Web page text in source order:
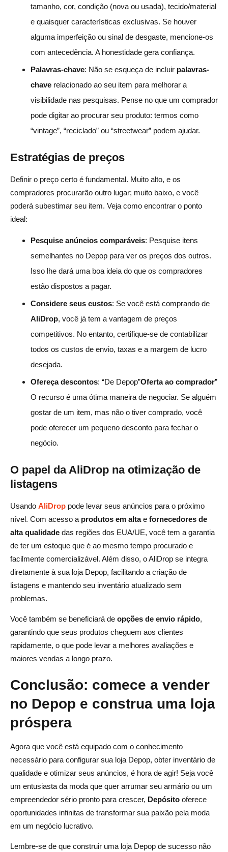
tamanho, cor, condição (nova ou usada), tecido/material
e quaisquer características exclusivas. Se houver
alguma imperfeição ou sinal de desgaste, mencione-os
com antecedência. A honestidade gera confiança.
Palavras-chave: Não se esqueça de incluir palavras-
chave relacionado ao seu item para melhorar a
visibilidade nas pesquisas. Pense no que um comprador
pode digitar ao procurar seu produto: termos como
“vintage”, “reciclado” ou “streetwear” podem ajudar.
Estratégias de preços
Definir o preço certo é fundamental. Muito alto, e os
compradores procurarão outro lugar; muito baixo, e você
poderá subestimar seu item. Veja como encontrar o ponto
ideal:
Pesquise anúncios comparáveis: Pesquise itens
semelhantes no Depop para ver os preços dos outros.
Isso lhe dará uma boa ideia do que os compradores
estão dispostos a pagar.
Considere seus custos: Se você está comprando de
AliDrop, você já tem a vantagem de preços
competitivos. No entanto, certifique-se de contabilizar
todos os custos de envio, taxas e a margem de lucro
desejada.
Ofereça descontos: “De Depop”Oferta ao comprador”
O recurso é uma ótima maneira de negociar. Se alguém
gostar de um item, mas não o tiver comprado, você
pode oferecer um pequeno desconto para fechar o
negócio.
O papel da AliDrop na otimização de
listagens
Usando AliDrop pode levar seus anúncios para o próximo
nível. Com acesso a produtos em altae fornecedores de
alta qualidade das regiões dos EUA/UE, você tem a garantia
de ter um estoque que é ao mesmo tempo procurado e
facilmente comercializável. Além disso, o AliDrop se integra
diretamente à sua loja Depop, facilitando a criação de
listagens e mantendo seu inventário atualizado sem
problemas.
Você também se beneficiará de opções de envio rápido,
garantindo que seus produtos cheguem aos clientes
rapidamente, o que pode levar a melhores avaliações e
maiores vendas a longo prazo.
Conclusão: comece a vender
no Depop e construa uma loja
próspera
Agora que você está equipado com o conhecimento
necessário para configurar sua loja Depop, obter inventário de
qualidade e otimizar seus anúncios, é hora de agir! Seja você
um entusiasta da moda que quer arrumar seu armário ou um
empreendedor sério pronto para crescer, Depósito oferece
oportunidades infinitas de transformar sua paixão pela moda
em um negócio lucrativo.
Lembre-se de que construir uma loja Depop de sucesso não